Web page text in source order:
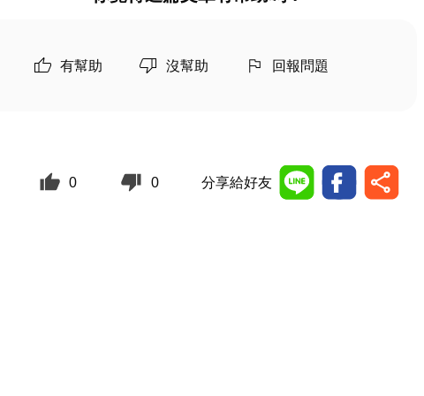
有幫助 沒幫助 回報問題
0 0 分享給好友